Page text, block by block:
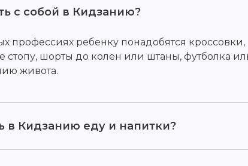
с собой в Кидзанию?
профессиях ребенку понадобятся кроссовки,
шорты до колен или штаны, футболка
живота.
в Кидзанию еду и напитки?